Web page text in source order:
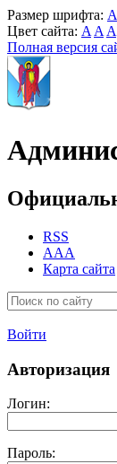
Размер шрифта: A
Цвет сайта: A A A
Полная версия
RSS
AAA
Карта сайта
Войти
Авторизация
Логин:
Пароль: